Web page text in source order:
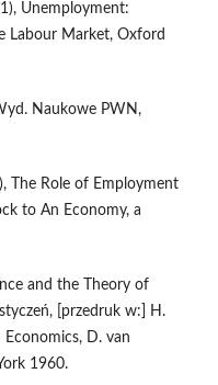
Unemployment:
Labour Market, Oxford
Naukowe PWN,
The Role of Employment
to An Economy, a
and the Theory of
[przedruk w:] H.
Economics, D. van
1960.